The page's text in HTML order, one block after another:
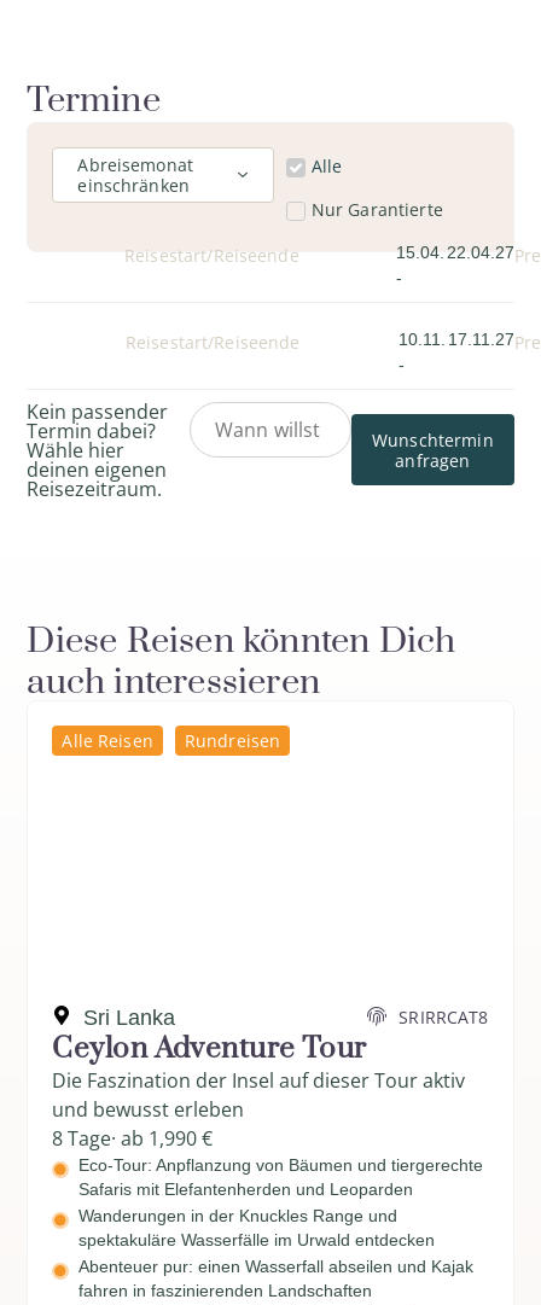
Termine
Abreisemonat
einschränken
Alle
Nur Garantierte
Reisestart/Reiseende
15.04.
-
22.04.27
Reisestart/Reiseende
10.11.
-
17.11.27
Kein passender
Termin dabei?
Wähle hier
deinen eigenen
Reisezeitraum.
Wunschtermin
anfragen
Diese Reisen könnten Dich
auch interessieren
Alle Reisen Rundreisen
Sri Lanka SRIRRCAT8
Ceylon Adventure Tour
Die Faszination der Insel auf dieser Tour aktiv
und bewusst erleben
8 Tage· ab 1,990 €
Eco-Tour: Anpflanzung von Bäumen und tiergerechte
Safaris mit Elefantenherden und Leoparden
Wanderungen in der Knuckles Range und
spektakuläre Wasserfälle im Urwald entdecken
Abenteuer pur: einen Wasserfall abseilen und Kajak
fahren in faszinierenden Landschaften